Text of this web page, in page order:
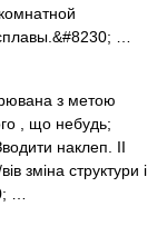
…
з метою
, що небудь;
наклеп. II
зміна структури і
…